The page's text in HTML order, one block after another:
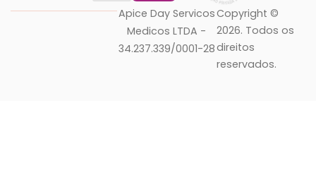
Apice Day Servicos
Medicos LTDA -
34.237.339/0001-28
Copyright ©
2026. Todos os
direitos
reservados.